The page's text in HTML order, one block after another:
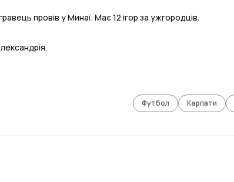
провів у Минаї. Має 12 ігор за ужгородців.
Футбол Карпати